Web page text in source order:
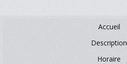
Accueil
Description
Horaire